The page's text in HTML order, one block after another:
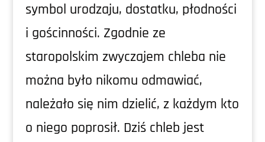
symbol urodzaju, dostatku, płodności
i gościnności. Zgodnie ze
staropolskim zwyczajem chleba nie
można było nikomu odmawiać,
należało się nim dzielić, z każdym kto
o niego poprosił. Dziś chleb jest